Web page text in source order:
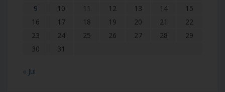
9
10 11 12 13 14
15
16
17 18 19 20 21
22
23
24 25 26 27 28
29
30
31
« Jul